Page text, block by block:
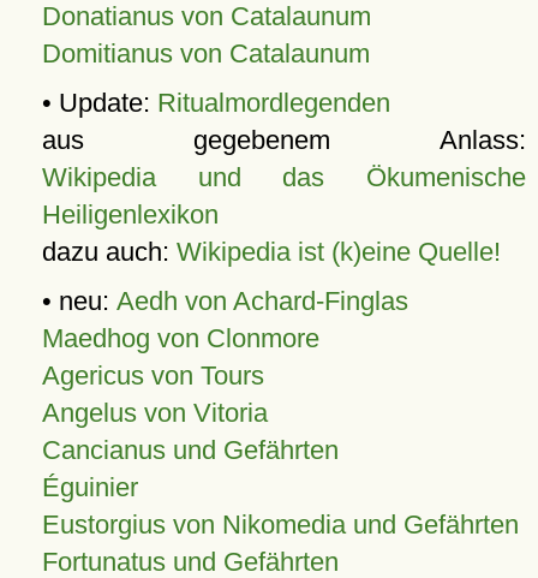
Donatianus von Catalaunum
Domitianus von Catalaunum
• Update: Ritualmordlegenden
aus gegebenem Anlass:
Wikipedia und das Ökumenische
Heiligenlexikon
dazu auch: Wikipedia ist (k)eine Quelle!
• neu: Aedh von Achard-Finglas
Maedhog von Clonmore
Agericus von Tours
Angelus von Vitoria
Cancianus und Gefährten
Éguinier
Eustorgius von Nikomedia und Gefährten
Fortunatus und Gefährten